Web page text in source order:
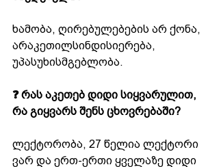
ხამობა, ღირებულებების არ ქონა,
არაკეთილსინდისიერება,
უპასუხისმგებლობა.
❓ რას აკეთებ დიდი სიყვარულით,
რა გიყვარს შენს ცხოვრებაში?
ლექტორობა, 27 წელია ლექტორი
ვარ და ერთ-ერთი ყველაზე დიდი